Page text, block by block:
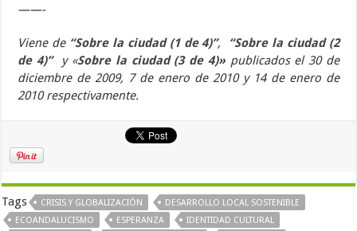
——-
Viene de “Sobre la ciudad (1 de 4)”,
“Sobre la ciudad (2
de 4)”
y «Sobre la ciudad (3 de 4)»publicados el 30 de
diciembre de 2009, 7 de enero de 2010 y 14 de enero de
2010 respectivamente.
Tags CRISIS Y GLOBALIZACIÓN
DESARROLLO LOCAL SOSTENIBLE
ECOANDALUCISMO
ESPERANZA
IDENTIDAD CULTURAL